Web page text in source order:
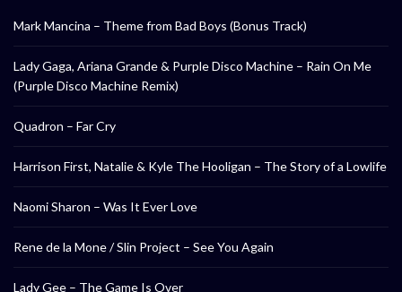
Mark Mancina – Theme from Bad Boys (Bonus Track)
Lady Gaga, Ariana Grande & Purple Disco Machine – Rain On Me
(Purple Disco Machine Remix)
Quadron – Far Cry
Harrison First, Natalie & Kyle The Hooligan – The Story of a Lowlife
Naomi Sharon – Was It Ever Love
Rene de la Mone / Slin Project – See You Again
Lady Gee – The Game Is Over